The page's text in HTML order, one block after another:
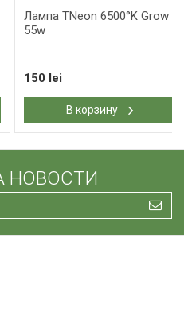
Лампа TNeon 6500°K Grow
55w
150 lei
В корзину
НОВОСТИ